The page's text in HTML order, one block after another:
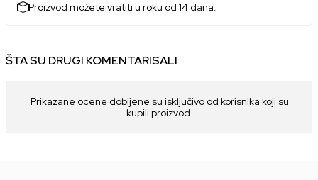
Proizvod možete vratiti u roku od 14 dana.
ŠTA SU DRUGI KOMENTARISALI
Prikazane ocene dobijene su isključivo od korisnika koji su
kupili proizvod.